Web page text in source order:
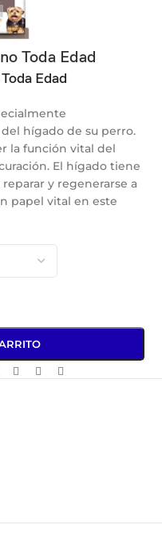
Toda Edad
Edad
hígado de su perro.
la función vital del
El hígado tiene
y regenerarse a
papel vital en este